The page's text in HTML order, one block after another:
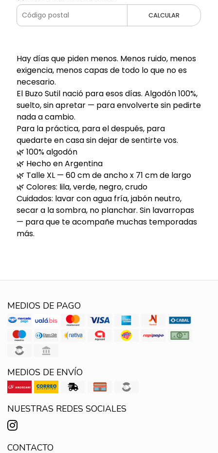
CALCULAR
Hay días que piden menos. Menos ruido, menos
exigencia, menos capas de todo lo que no es
necesario.
El Buzo Sutil nació para esos días. Algodón 100%,
suelto, sin apretar — para envolverte sin pedirte
nada a cambio.
Para la práctica, para el después, para
quedarte en casa sin dejar de sentirte vos.
🌿 100% algodón
🌿 Hecho en Argentina
🌿 Talle XL — 60 cm de ancho x 71 cm de largo
🌿 Colores: lila, verde, negro, crudo
Cuidados: lavar con agua fría, jabón neutro,
secar a la sombra, no planchar. Sin lavarropas
— para que te acompañe muchas temporadas
más.
MEDIOS DE PAGO
MEDIOS DE ENVÍO
NUESTRAS REDES SOCIALES
CONTACTO